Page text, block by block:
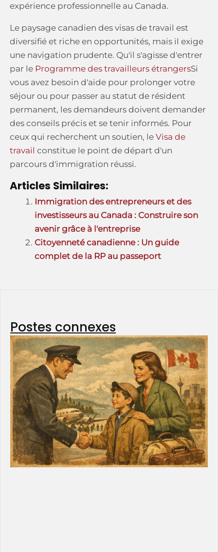
expérience professionnelle au Canada.
Le paysage canadien des visas de travail est
diversifié et riche en opportunités, mais il exige
une navigation prudente. Qu'il s'agisse d'entrer
par le Programme des travailleurs étrangersSi
vous avez besoin d'aide pour prolonger votre
séjour ou pour passer au statut de résident
permanent, les demandeurs doivent demander
des conseils précis et se tenir informés. Pour
ceux qui recherchent un soutien, le Visa de
travail constitue le point de départ d'un
parcours d'immigration réussi.
Articles Similaires:
Immigration des entrepreneurs et des
investisseurs au Canada : Construire son
avenir grâce à l'entreprise
Citoyenneté canadienne : Un guide
complet de la RP au passeport
Postes connexes